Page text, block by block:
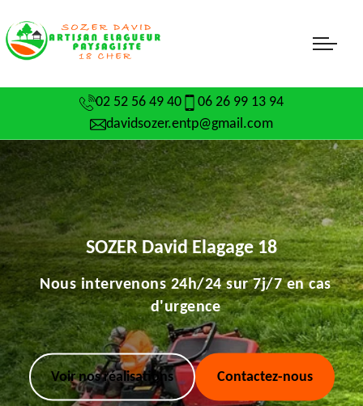
02 52 56 49 40
06 26 99 13 94
davidsozer.entp@gmail.com
SOZER David Elagage 18
Nous intervenons 24h/24 sur 7j/7 en cas
d'urgence
Voir nos réalisations Contactez-nous